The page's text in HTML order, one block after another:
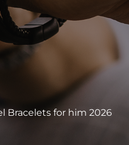
Bracelets for him 2026